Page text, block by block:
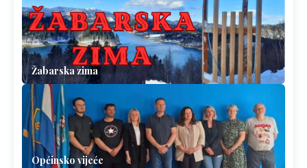
Žabarska zima
Općinsko vijeće